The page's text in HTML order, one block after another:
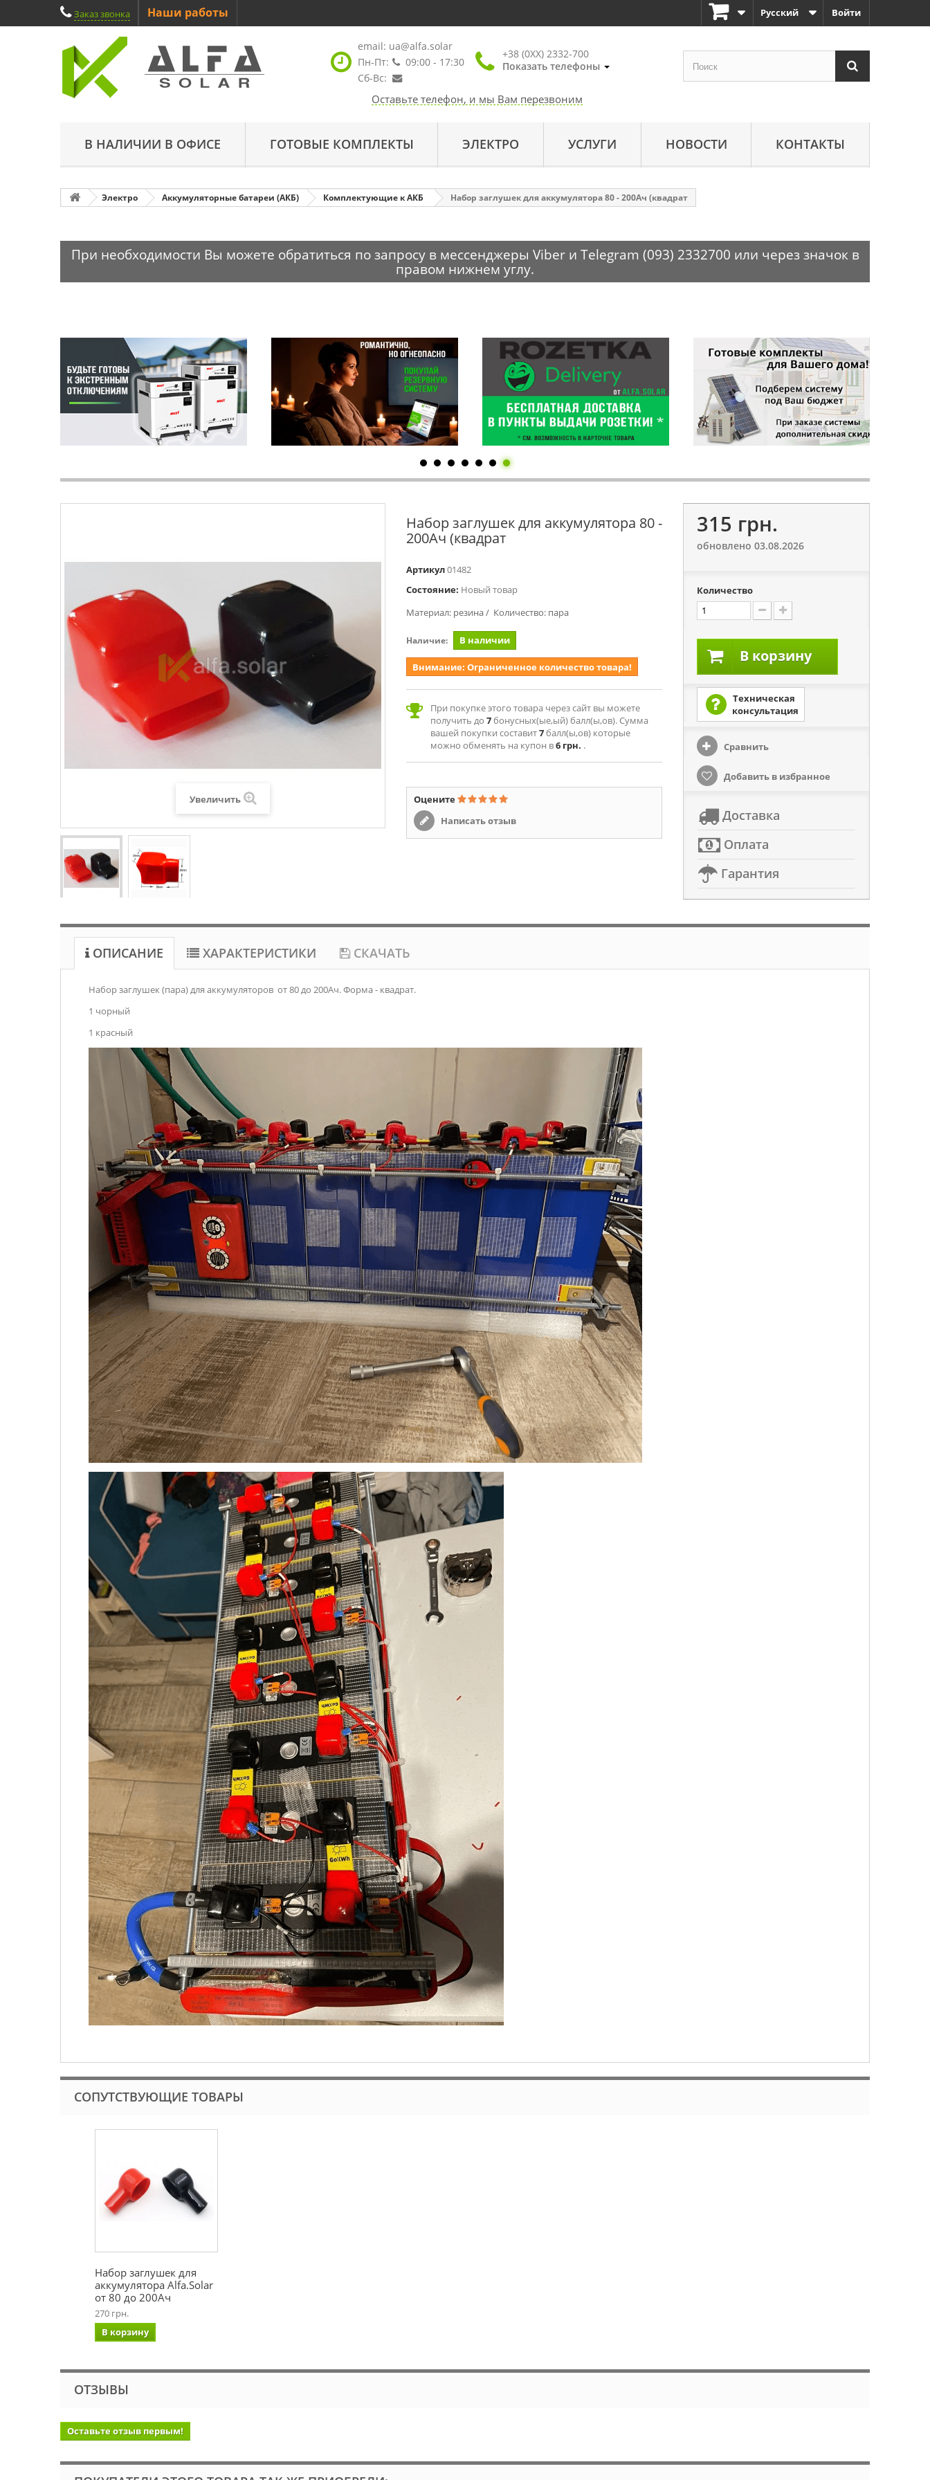
Войти
Русский
Заказ звонка Наши работы
email: ua@alfa.solar
Пн-Пт:
09:00 - 17:30
Сб-Вс:
+38 (0XX) 2332-700
Показать телефоны
Оставьте телефон, и мы Вам перезвоним
В НАЛИЧИИ В ОФИСЕ ГОТОВЫЕ КОМПЛЕКТЫ ЭЛЕКТРО УСЛУГИ НОВОСТИ КОНТАКТЫ
Электро Аккумуляторные батареи (АКБ) Комплектующие к АКБ Набор заглушек для аккумулятора 80 - 200Ач (квадрат
При необходимости Вы можете обратиться по запросу в мессенджеры Viber и Telegram (093) 2332700 или через значок в
правом нижнем углу.
Увеличить
Набор заглушек для аккумулятора 80 -
200Ач (квадрат
Артикул01482
Состояние: Новый товар
Материал: резина / Количество: пара
Наличие: В наличии
Внимание: Ограниченное количество товара!
При покупке этого товара через сайт вы можете
получить до 7бонусных(ые,ый) балл(ы,ов). Сумма
вашей покупки составит7балл(ы,ов) которые
можно обменять на купон в6 грн. .
Оцените
Написать отзыв
315 грн.
обновлено 03.08.2026
Количество
В корзину
Техническая
консультация
Сравнить
Добавить в избранное
Доставка
Оплата
Гарантия
ОПИСАНИЕ ХАРАКТЕРИСТИКИ СКАЧАТЬ
Набор заглушек (пара) для аккумуляторов от 80 до 200Ач. Форма - квадрат.
1 чорный
1 красный
СОПУТСТВУЮЩИЕ ТОВАРЫ
Набор заглушек для
аккумулятора Alfa.Solar
от 80 до 200Ач
270 грн.
В корзину
ОТЗЫВЫ
Оставьте отзыв первым!